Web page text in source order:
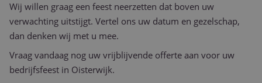
Wij willen graag een feest neerzetten dat boven uw
verwachting uitstijgt. Vertel ons uw datum en gezelschap,
dan denken wij met u mee.
Vraag vandaag nog uw vrijblijvende offerte aan voor uw
bedrijfsfeest in Oisterwijk.